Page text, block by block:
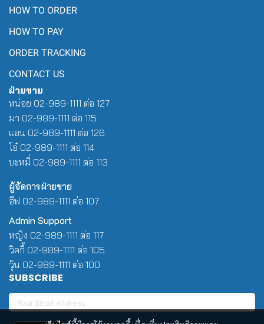
HOW TO ORDER
HOW TO PAY
ORDER TRACKING
CONTACT US
ฝ่ายขาย
หน่อย 02-989-1111 ต่อ 127
มา 02-989-1111 ต่อ 115
แอน 02-989-1111 ต่อ 126
โอ๋ 02-989-1111 ต่อ 114
บะหมี่ 02-989-1111 ต่อ 113
ผู้จัดการฝ่ายขาย
อีฟ 02-989-1111 ต่อ 107
Admin Support
หญิง 02-989-1111 ต่อ 117
วิคกี้ 02-989-1111 ต่อ 105
วุ้น 02-989-1111 ต่อ 100
SUBSCRIBE